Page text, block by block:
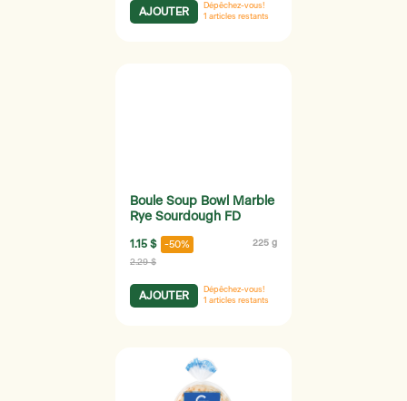
AJOUTER
Dépêchez-vous!
1 articles restants
Boule Soup Bowl Marble
Rye Sourdough FD
1.15 $ -50% 225 g
2.29 $
AJOUTER
Dépêchez-vous!
1 articles restants